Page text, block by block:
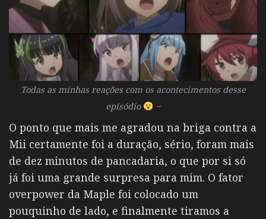
Todas as minhas reações com os acontecimentos desse
episódio
~
O ponto que mais me agradou na briga contra a
Mii certamente foi a duração, sério, foram mais
de dez minutos de pancadaria, o que por si só
já foi uma grande surpresa para mim. O fator
overpower da Maple foi colocado um
pouquinho de lado, e finalmente tiramos a